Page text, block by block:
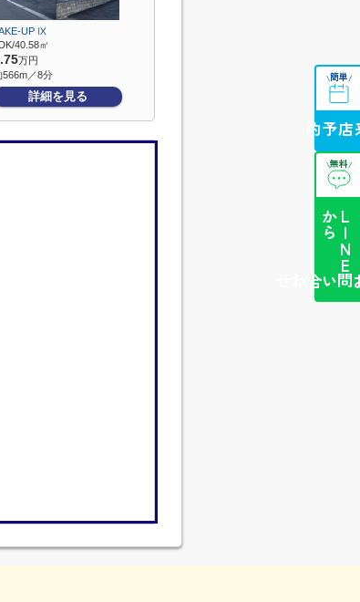
UP Ⅸ
40.58㎡
万円
566m／8分
詳細を見る
\簡単/
来店予約
\無料/
L
I
N
E
か
ら